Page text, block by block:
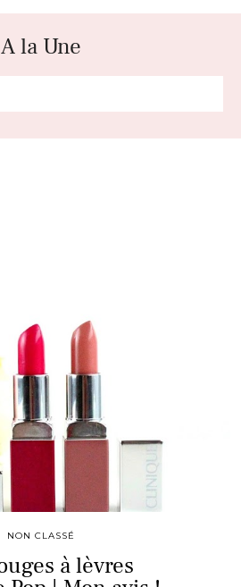
A la Une
NON CLASSÉ
à lèvres